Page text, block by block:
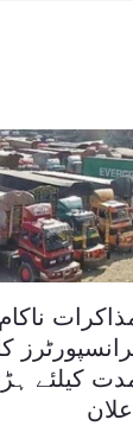
کیلئے